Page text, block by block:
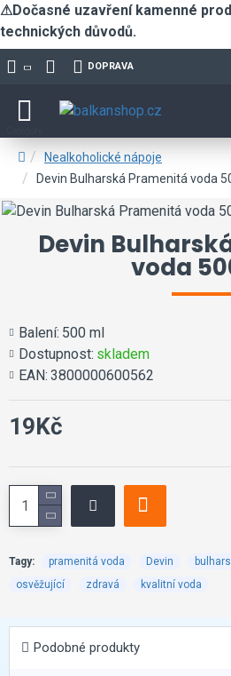
⚠Dočasné uzavření kamenné
technických důvodů.
DOPRAVA
Nealkoholické nápoje
Devin Bulharská Pramenitá voda
Devin
voda
Balení: 500 ml
Dostupnost: skladem
EAN: 3800000600562
19Kč
Tagy: pramenitá voda Devin
osvěžující
zdravá kvalitní voda
Podobné produkty